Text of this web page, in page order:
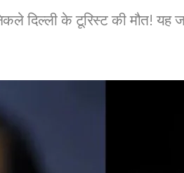
दिल्ली के टूरिस्ट की मौत! यह